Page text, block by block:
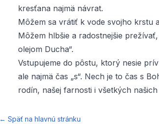
kresťana najmä návrat.
Môžem sa vrátiť k vode svojho krstu
Môžem hlbšie a radostnejšie
olejom Ducha“.
Vstupujeme do pôstu, ktorý nesie
ale najmä čas „s“. Nech je to čas s
rodín, našej farnosti i všetkých
← Späť na hlavnú stránku